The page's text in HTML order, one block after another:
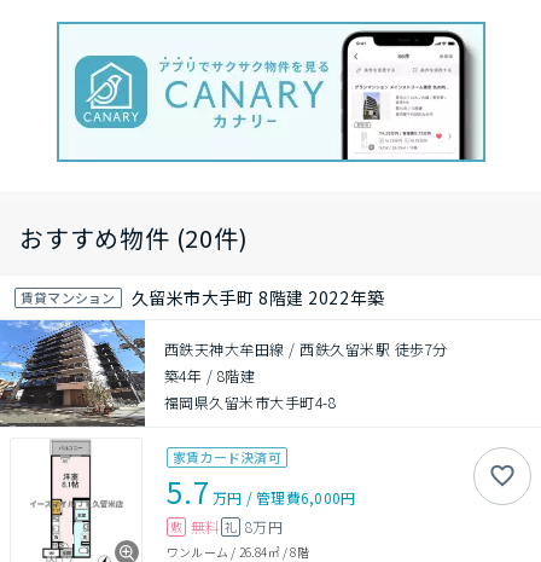
おすすめ物件 (20件)
賃貸マンション 久留米市大手町 8階建 2022年築
西鉄天神大牟田線 / 西鉄久留米駅 徒歩7分
築4年 / 8階建
福岡県久留米市大手町4-8
家賃カード決済可
5.7 万円 /管理費6,000円
敷 無料 礼 8万円
ワンルーム / 26.84㎡/8階